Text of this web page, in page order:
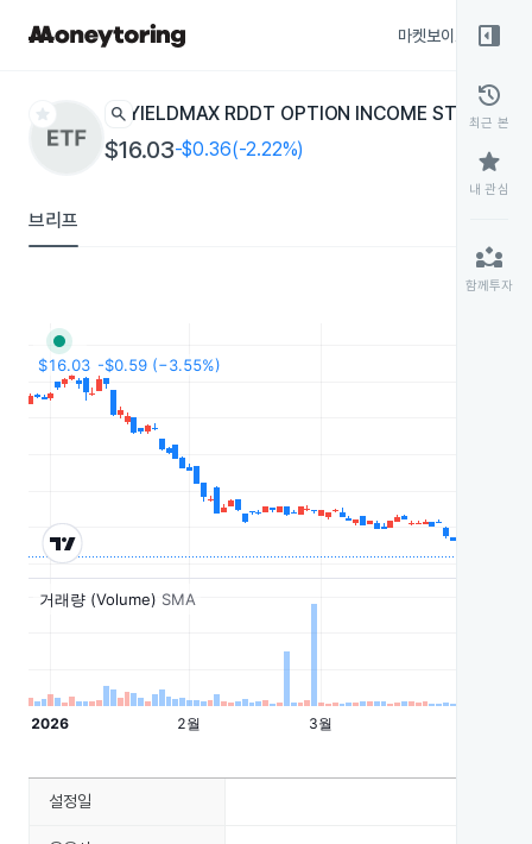
마켓보이스
star search YIELDMAX RDDT OPTION INCOME STRATEGY
$16.03-$0.36(-2.22%)
브리프
right_panel_open
history
최근 본
star
내 관심
partner_exchange
함께투자